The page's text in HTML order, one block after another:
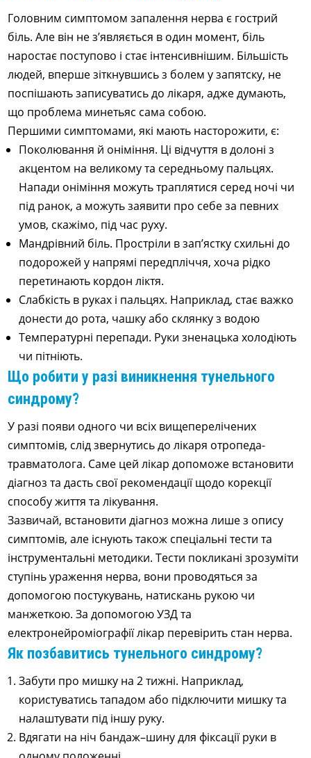
Головним симптомом запалення нерва є гострий
біль. Але він не з’являється в один момент, біль
наростає поступово і стає інтенсивнішим. Більшість
людей, вперше зіткнувшись з болем у запятску, не
поспішають записуватись до лікаря, адже думають,
що проблема минетьяс сама собою.
Першими симптомами, які мають насторожити, є:
Поколювання й оніміння. Ці відчуття в долоні з
акцентом на великому та середньому пальцях.
Напади оніміння можуть траплятися серед ночі чи
під ранок, а можуть заявити про себе за певних
умов, скажімо, під час руху.
Мандрівний біль. Простріли в зап’ястку схильні до
подорожей у напрямі передпліччя, хоча рідко
перетинають кордон ліктя.
Слабкість в руках і пальцях. Наприклад, стає важко
донести до рота, чашку або склянку з водою
Температурні перепади. Руки зненацька холодіють
чи пітніють.
Що робити у разі виникнення тунельного
синдрому?
У разі появи одного чи всіх вищеперелічених
симптомів, слід звернутись до лікаря отропеда-
травматолога. Саме цей лікар допоможе встановити
діагноз та дасть свої рекомендації щодо корекції
способу життя та лікування.
Зазвичай, встановити діагноз можна лише з опису
симптомів, але існують також спеціальні тести та
інструментальні методики. Тести покликані зрозуміти
ступінь ураження нерва, вони проводяться за
допомогою постукувань, натискань рукою чи
манжеткою. За допомогою УЗД та
електронейроміографії лікар перевірить стан нерва.
Як позбавитись тунельного синдрому?
Забути про мишку на 2 тижні. Наприклад,
користуватись тападом або підключити мишку та
налаштувати під іншу руку.
Вдягати на ніч бандаж–шину для фіксації руки в